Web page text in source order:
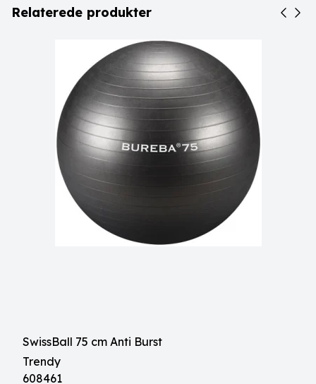
Relaterede produkter
SwissBall 75 cm Anti Burst
Trendy
608461